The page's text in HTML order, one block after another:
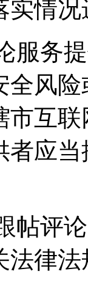
实情
服务
全风
市互
者应
帖评
法律